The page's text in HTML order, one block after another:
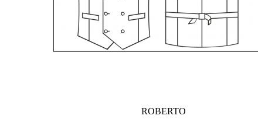
ROBERTO